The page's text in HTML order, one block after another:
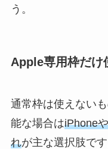
う。
Apple専用枠だけ
通常枠は使えない
能な場合はiPhone
れが主な選択肢で